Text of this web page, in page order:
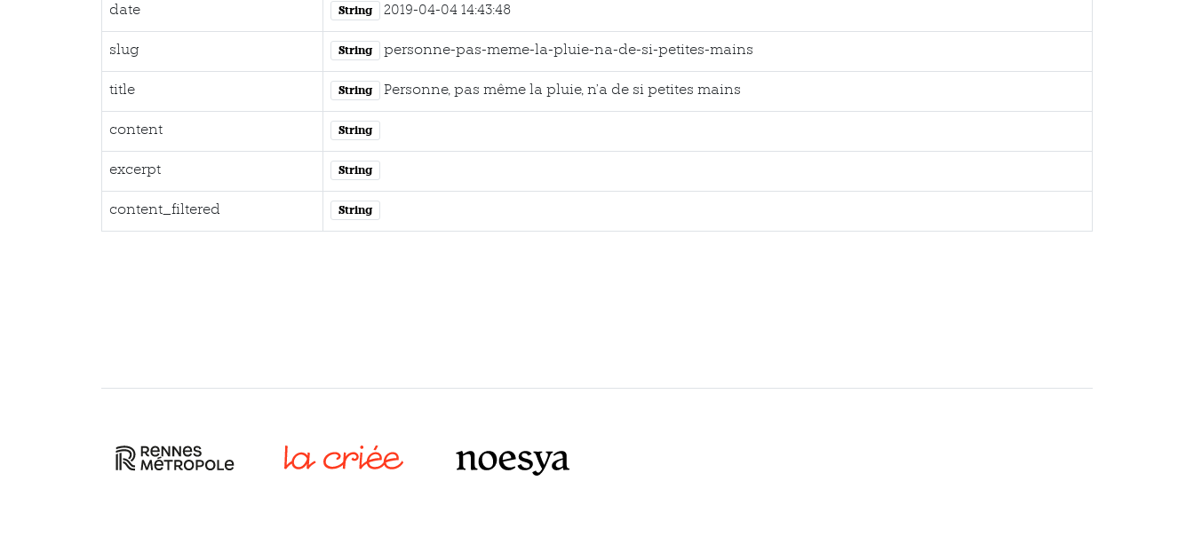
date String 2019-04-04 14:43:48
slug String personne-pas-meme-la-pluie-na-de-si-petites-mains
title String Personne, pas même la pluie, n’a de si petites mains
content String
excerpt String
content_filtered String